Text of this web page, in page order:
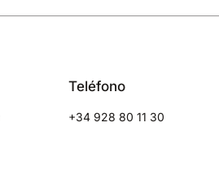
Teléfono
+34 928 80 11 30